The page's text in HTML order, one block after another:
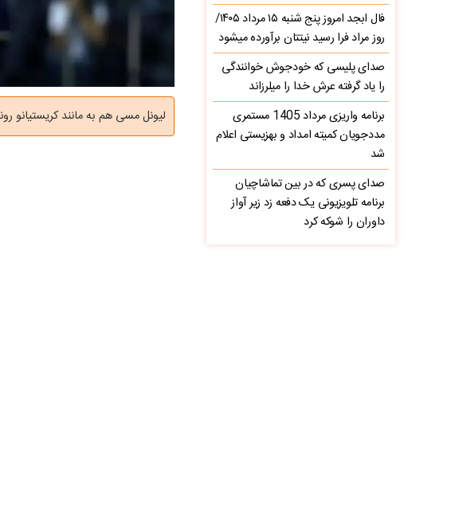
لیونل مسی هم به مانند کریستیانو
فال ابجد امروز پنج شنبه ۱۵ مرداد ۱۴۰۵/
روز مراد فرا رسید نیتتان برآورده میشود
صدای پلیسی که خودجوش خوانندگی
را یاد گرفته عرش خدا را میلرزاند
برنامه واریزی مرداد 1405 مستمری
مددجویان کمیته امداد و بهزیستی اعلام
شد
صدای پسری که در بین تماشاچیان
برنامه تلویزیونی یک دفعه زد زیر آواز
داوران را شوکه کرد